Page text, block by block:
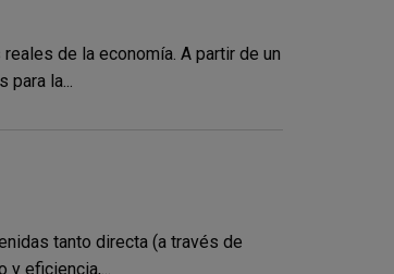
de la economía. A partir de un
para la...
tanto directa (a través de
y eficiencia,...